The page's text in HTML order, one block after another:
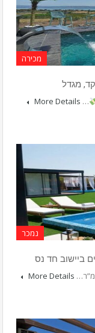
מכירה
…
More Details
נמכר
More Details